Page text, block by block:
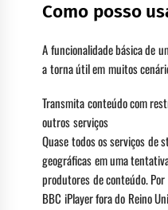
Como posso
A funcionalidade básica de
a torna útil em muitos
Transmita conteúdo com
outros serviços
Quase todos os serviços de
geográficas em uma
produtores de conteúdo. Por
BBC iPlayer fora do Reino